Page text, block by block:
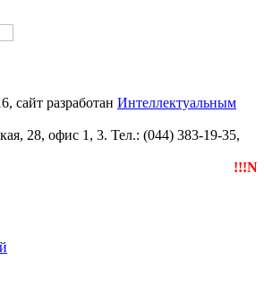
сайт разработан Интеллектуальным
28, офис 1, 3. Тел.: (044) 383-19-35,
!!!NEW